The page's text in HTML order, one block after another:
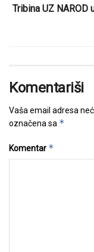
Tribina UZ NAROD
Komentariši
Vaša email adresa
označena sa *
Komentar *